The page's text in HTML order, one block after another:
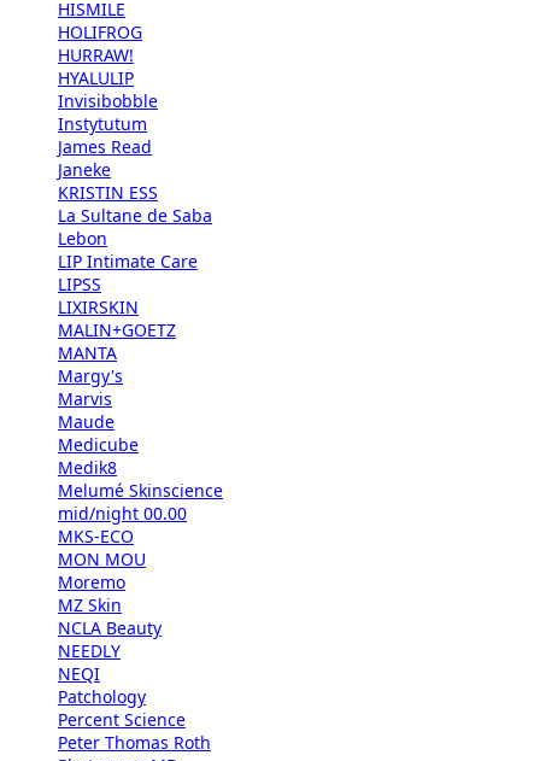
HISMILE
HOLIFROG
HURRAW!
HYALULIP
Invisibobble
Instytutum
James Read
Janeke
KRISTIN ESS
La Sultane de Saba
Lebon
LIP Intimate Care
LIPSS
LIXIRSKIN
MALIN+GOETZ
MANTA
Margy's
Marvis
Maude
Medicube
Medik8
Melumé Skinscience
mid/night 00.00
MKS-ECO
MON MOU
Moremo
MZ Skin
NCLA Beauty
NEEDLY
NEQI
Patchology
Percent Science
Peter Thomas Roth